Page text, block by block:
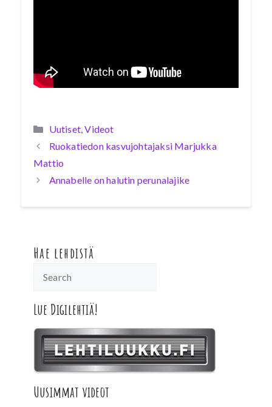
Kategoriat
Uutiset,Videot
Ruokatiedon kasvujohtajaksi Marjukka
Mattio
Annabelle on halutin perunalajike
Hae lehdistä
Lue Digilehtiä!
Uusimmat videot